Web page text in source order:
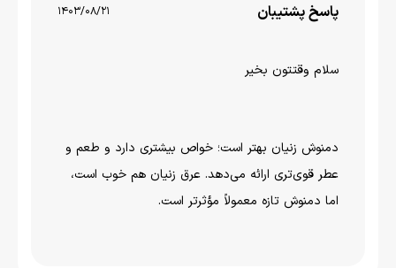
پاسخ پشتیبان 1403/08/21
سلام وقتتون بخیر
دمنوش زنیان بهتر است؛ خواص بیشتری دارد و طعم و
عطر قوی‌تری ارائه می‌دهد. عرق زنیان هم خوب است،
اما دمنوش تازه معمولاً مؤثرتر است.